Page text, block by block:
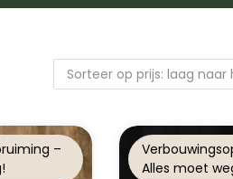
–
Alles moet